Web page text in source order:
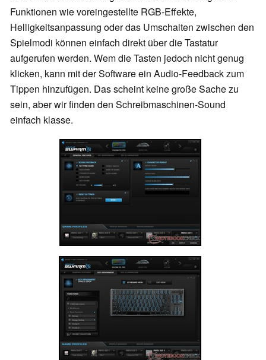
Funktionen wie voreingestellte RGB-Effekte,
Helligkeitsanpassung oder das Umschalten zwischen den
Spielmodi können einfach direkt über die Tastatur
aufgerufen werden. Wem die Tasten jedoch nicht genug
klicken, kann mit der Software ein Audio-Feedback zum
Tippen hinzufügen. Das scheint keine große Sache zu
sein, aber wir finden den Schreibmaschinen-Sound
einfach klasse.